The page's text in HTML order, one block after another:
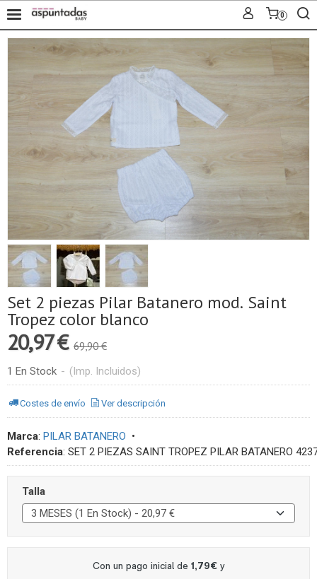
0
Set 2 piezas Pilar Batanero mod. Saint
Tropez color blanco
20,97 € 69,90 €
1 En Stock - (Imp. Incluidos)
Costes de envío Ver descripción
Marca: PILAR BATANERO •
Referencia: SET 2 PIEZAS SAINT TROPEZ PILAR BATANERO
Talla